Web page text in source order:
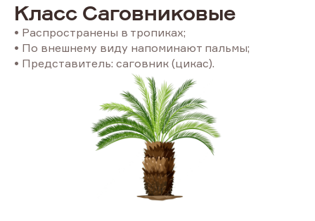
Класс Саговниковые
• Распространены в тропиках;
• По внешнему виду напоминают пальмы;
• Представитель: саговник (цикас).